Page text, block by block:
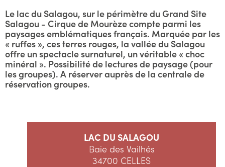
Le lac du Salagou, sur le périmètre du Grand Site
Salagou - Cirque de Mourèze compte parmi les
paysages emblématiques français. Marquée par les
« ruffes », ces terres rouges, la vallée du Salagou
offre un spectacle surnaturel, un véritable « choc
minéral ». Possibilité de lectures de paysage (pour
les groupes). A réserver auprès de la centrale de
réservation groupes.
LAC DU SALAGOU
Baie des Vailhés
34700 CELLES